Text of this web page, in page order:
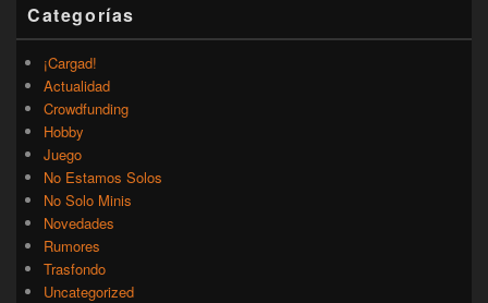
Categorías
¡Cargad!
Actualidad
Crowdfunding
Hobby
Juego
No Estamos Solos
No Solo Minis
Novedades
Rumores
Trasfondo
Uncategorized